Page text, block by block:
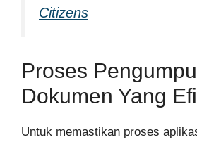
Citizens
Proses
Dokumen Yang
Untuk memastikan proses